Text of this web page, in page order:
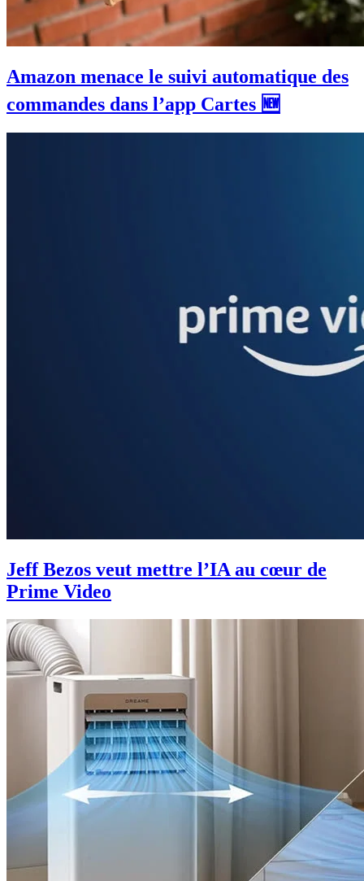
Amazon menace le suivi automatique des
commandes dans l’app Cartes 🆕
Jeff Bezos veut mettre l’IA au cœur de
Prime Video